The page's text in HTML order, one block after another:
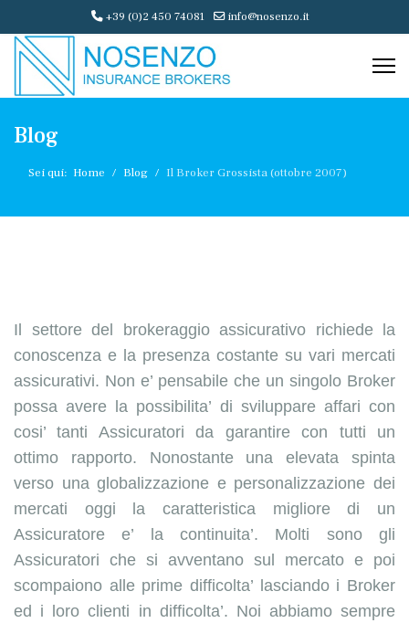
+39 (0)2 450 74081 info@nosenzo.it
Blog
Sei qui: Home Blog Il Broker Grossista (ottobre 2007)
Il settore del brokeraggio assicurativo richiede la
conoscenza e la presenza costante su vari mercati
assicurativi. Non e’ pensabile che un singolo Broker
possa avere la possibilita’ di sviluppare affari con
cosi’ tanti Assicuratori da garantire con tutti un
ottimo rapporto. Nonostante una elevata spinta
verso una globalizzazione e personalizzazione dei
mercati oggi la caratteristica migliore di un
Assicuratore e’ la continuita’. Molti sono gli
Assicuratori che si avventano sul mercato e poi
scompaiono alle prime difficolta’ lasciando i Broker
ed i loro clienti in difficolta’. Noi abbiamo sempre